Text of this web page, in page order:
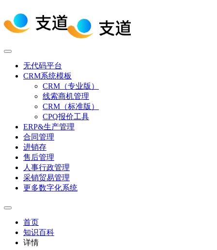
无代码平台
CRM系统模板
CRM（专业版）
线索商机管理
CRM（标准版）
CPQ报价工具
ERP&生产管理
合同管理
进销存
售后管理
人事行政管理
采销贸易管理
更多数字化系统
首页
知识百科
详情